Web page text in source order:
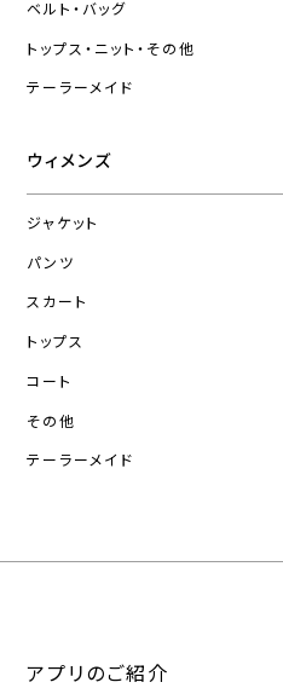
ベルト・バッグ
トップス・ニット・その他
テーラーメイド
ウィメンズ
ジャケット
パンツ
スカート
トップス
コート
その他
テーラーメイド
アプリのご紹介